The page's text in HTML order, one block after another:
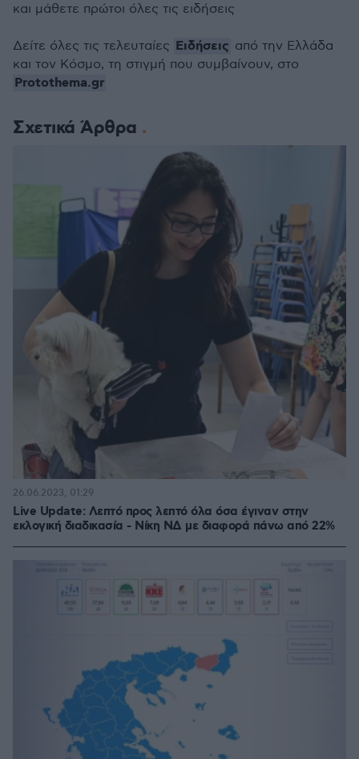
Σχετικά Άρθρα
Live Update: Λεπτό προς λεπτό όλα όσα έγιναν στην
εκλογική διαδικασία - Νίκη ΝΔ με διαφορά πάνω από 22%
26.06.2023, 01:29
και μάθετε πρώτοι όλες τις ειδήσεις
Δείτε όλες τις τελευταίες Ειδήσεις από την Ελλάδα
και τον Κόσμο, τη στιγμή που συμβαίνουν, στο
Protothema.gr